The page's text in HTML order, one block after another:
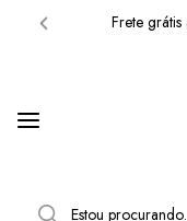
Frete
Frete